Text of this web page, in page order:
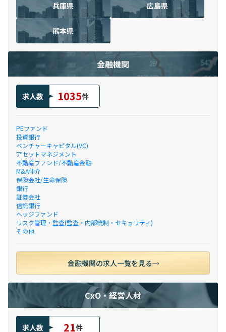
兵庫県 広島県
熊本県
金融機関
求人数 1035件
PEファンド
投資銀行
ベンチャーキャピタル(VC)
アセットマネジメント
不動産ファンド/不動産金融
M&A仲介
保険会社/生命保険
銀行
証券会社
信託銀行
ヘッジファンド
リスク管理・監査(監査・内部統制・セキュリティ)
その他
金融機関の求人一覧を見る
CxO・経営人材
求人数 21件